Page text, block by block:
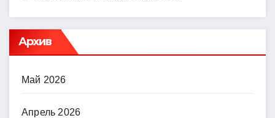
Архив
Май 2026
Апрель 2026